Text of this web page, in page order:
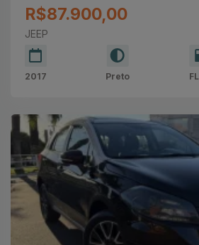
R$87.900,00
JEEP
2017 Preto